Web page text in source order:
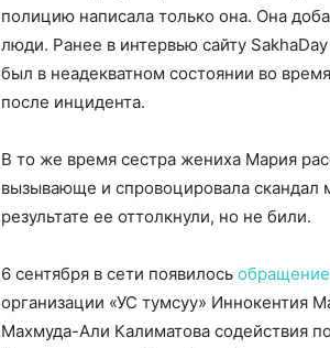
полицию написала только она. Она
люди. Ранее в интервью сайту
был в неадекватном состоянии во
после инцидента.
В то же время сестра жениха Мария
вызывающе и спровоцировала
результате ее оттолкнули, но не били.
6 сентября в сети появилось обращение
организации «УС тумсуу» Иннокентия
Махмуда-Али Калиматова содействия